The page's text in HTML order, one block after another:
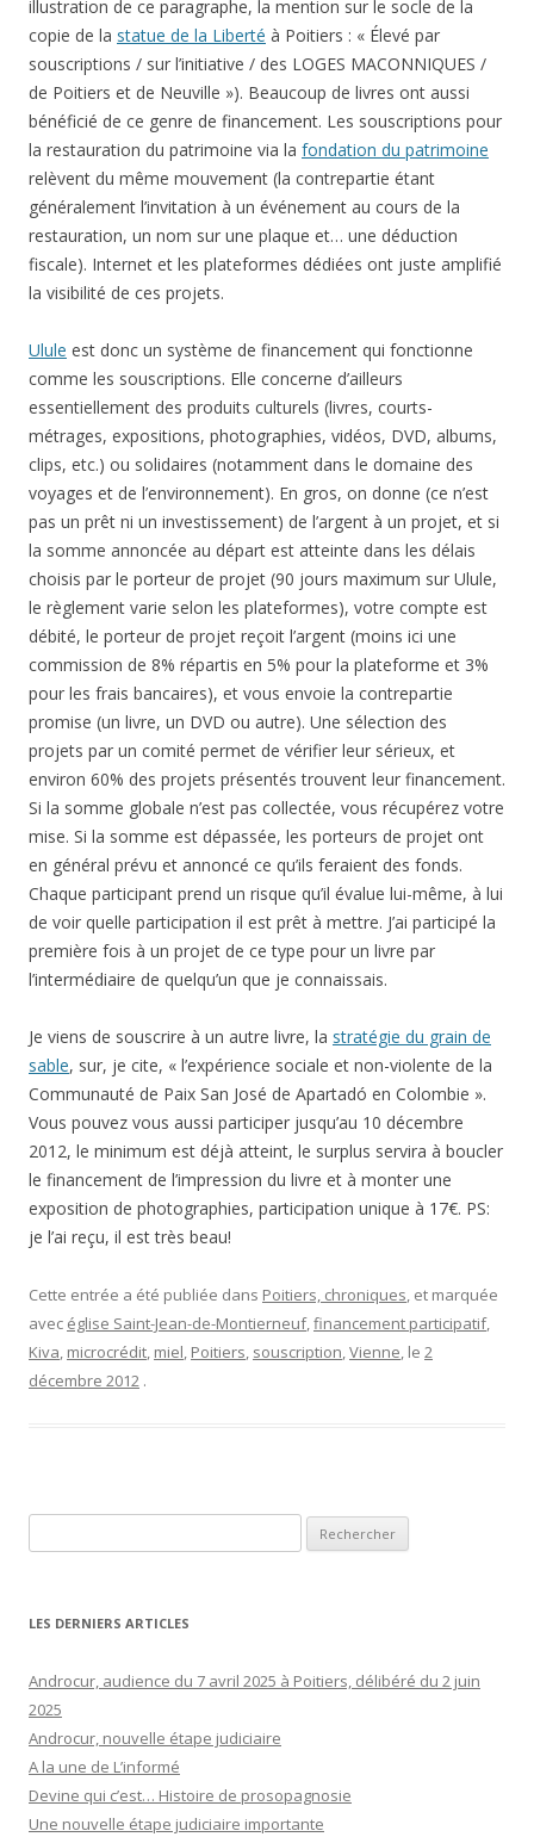
Ululeest donc un système de financement qui fonctionne
comme les souscriptions. Elle concerne d’ailleurs
essentiellement des produits culturels (livres, courts-
métrages, expositions, photographies, vidéos, DVD, albums,
clips, etc.) ou solidaires (notamment dans le domaine des
voyages et de l’environnement). En gros, on donne (ce n’est
pas un prêt ni un investissement) de l’argent à un projet, et si
la somme annoncée au départ est atteinte dans les délais
choisis par le porteur de projet (90 jours maximum sur Ulule,
le règlement varie selon les plateformes), votre compte est
débité, le porteur de projet reçoit l’argent (moins ici une
pour les frais bancaires), et vous envoie la contrepartie
promise (un livre, un DVD ou autre). Une sélection des
projets par un comité permet de vérifier leur sérieux, et
environ 60% des projets présentés trouvent leur financement.
Si la somme globale n’est pas collectée, vous récupérez votre
mise. Si la somme est dépassée, les porteurs de projet ont
en général prévu et annoncé ce qu’ils feraient des fonds.
Chaque participant prend un risque qu’il évalue lui-même, à lui
de voir quelle participation il est prêt à mettre. J’ai participé la
première fois à un projet de ce type pour un livre par
l’intermédiaire de quelqu’un que je connaissais.
Je viens de souscrire à un autre livre, lastratégie du grain de
sable, sur, je cite, «l’expérience sociale et non-violente de la
Communauté de Paix San José de Apartadó en Colombie »
Vous pouvez vous aussi participer jusqu’au 10 décembre
2012, le minimum est déjà atteint, le surplus servira à boucler
le financement de l’impression du livre et à monter une
exposition de photographies, participation unique à 17€. PS:
je l’ai reçu, il est très beau!
Cette entrée a été publiée dansPoitiers, chroniques , et marquée
avecéglise Saint-Jean-de-Montierneuf,financement participatif
décembre 2012 .
Rechercher :
LES DERNIERS ARTICLES
Androcur, audience du 7 avril 2025 à Poitiers, délibéré du 2 juin
2025
Véronique Dujardindans
moniquedansAndrocur, nouvelle étape judiciaire
BARRIQUAULT
FRANCOISdansLa grimolle, spécialité locale (poitevine?)
DROINdansLe monument aux morts de Saint-Jean-d’Angély (du
sculpteur Albert Bartholomé)